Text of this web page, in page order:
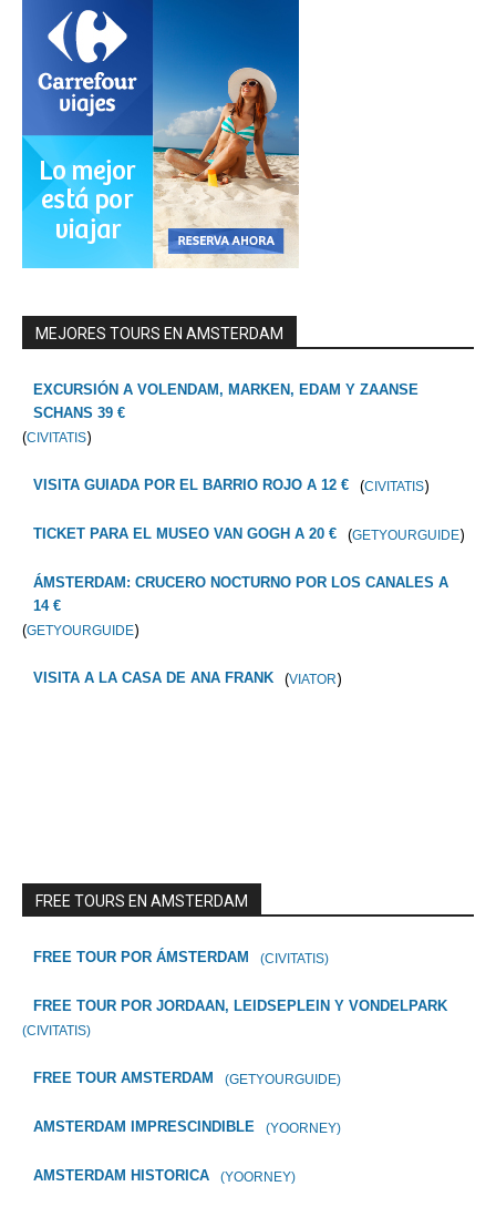
MEJORES TOURS EN AMSTERDAM
EXCURSIÓN A VOLENDAM, MARKEN, EDAM Y ZAANSE
SCHANS 39 €
(CIVITATIS)
VISITA GUIADA POR EL BARRIO ROJO A 12 € (CIVITATIS)
TICKET PARA EL MUSEO VAN GOGH A 20 € (GETYOURGUIDE)
ÁMSTERDAM: CRUCERO NOCTURNO POR LOS CANALES A
14 €
(GETYOURGUIDE)
VISITA A LA CASA DE ANA FRANK (VIATOR)
FREE TOURS EN AMSTERDAM
FREE TOUR POR ÁMSTERDAM (CIVITATIS)
FREE TOUR POR JORDAAN, LEIDSEPLEIN Y VONDELPARK
(CIVITATIS)
FREE TOUR AMSTERDAM (GETYOURGUIDE)
AMSTERDAM IMPRESCINDIBLE (YOORNEY)
AMSTERDAM HISTORICA (YOORNEY)